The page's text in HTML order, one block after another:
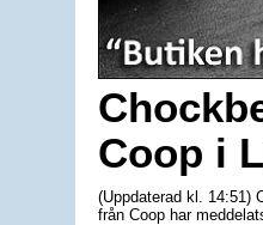
Coop i
(Uppdaterad kl. 14:51)
från Coop har